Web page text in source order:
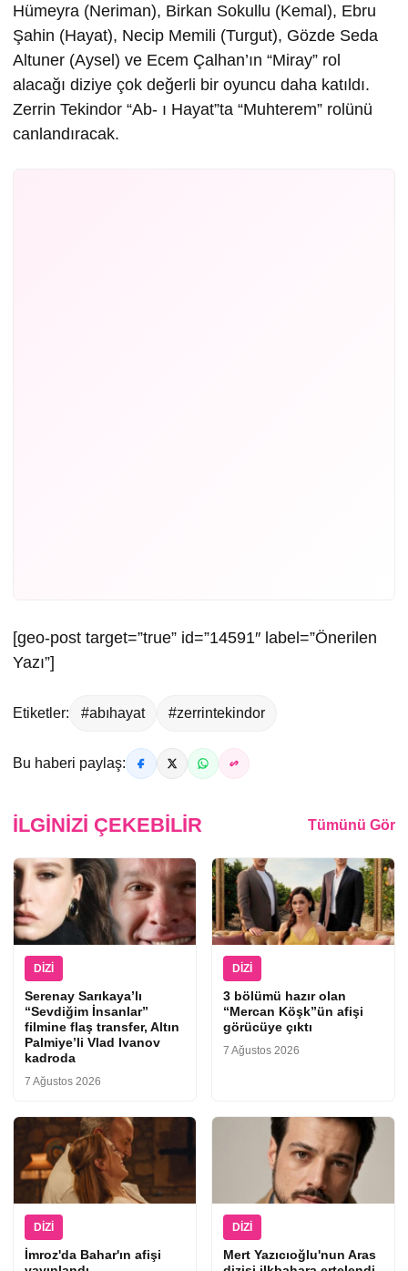
Hümeyra (Neriman), Birkan Sokullu (Kemal), Ebru
Şahin (Hayat), Necip Memili (Turgut), Gözde Seda
Altuner (Aysel) ve Ecem Çalhan’ın “Miray” rol
alacağı diziye çok değerli bir oyuncu daha katıldı.
Zerrin Tekindor “Ab- ı Hayat”ta “Muhterem” rolünü
canlandıracak.
[geo-post target=”true” id=”14591″ label=”Önerilen
Yazı”]
Etiketler: #abıhayat #zerrintekindor
Bu haberi paylaş:
İLGINIZI ÇEKEBILIR Tümünü Gör
DIZI
Serenay Sarıkaya’lı
“Sevdiğim İnsanlar”
filmine flaş transfer, Altın
Palmiye’li Vlad Ivanov
kadroda
7 Ağustos 2026
DIZI
3 bölümü hazır olan
“Mercan Köşk”ün afişi
görücüye çıktı
7 Ağustos 2026
DIZI
İmroz'da Bahar'ın afişi
DIZI
Mert Yazıcıoğlu'nun Aras